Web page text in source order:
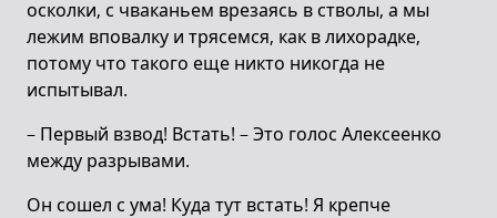
осколки, с чваканьем врезаясь в стволы, а мы
лежим вповалку и трясемся, как в лихорадке,
потому что такого еще никто никогда не
испытывал.
– Первый взвод! Встать! – Это голос Алексеенко
между разрывами.
Он сошел с ума! Куда тут встать! Я крепче